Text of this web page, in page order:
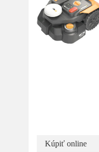
Kúpiť online